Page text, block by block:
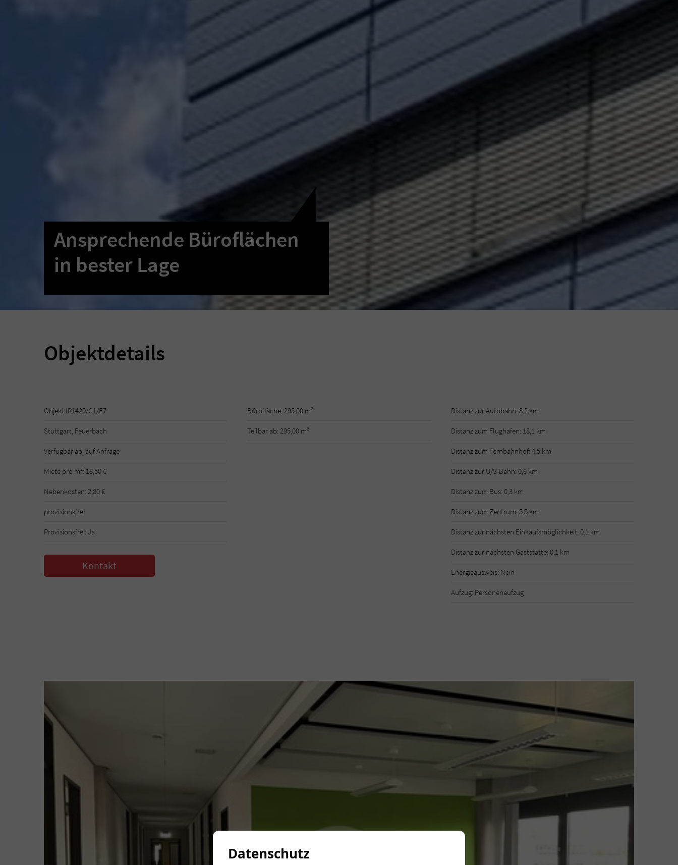
Ansprechende Büroflächen
in bester Lage
Objektdetails
Objekt IR1420/G1/E7
Stuttgart, Feuerbach
Verfügbar ab: auf Anfrage
Miete pro m²: 18,50 €
Nebenkosten: 2,80 €
provisionsfrei
Provisionsfrei: Ja
Kontakt
Bürofläche: 295,00 m²
Teilbar ab: 295,00 m²
Distanz zur Autobahn: 8,2 km
Distanz zum Flughafen: 18,1 km
Distanz zum Fernbahnhof: 4,5 km
Distanz zur U/S-Bahn: 0,6 km
Distanz zum Bus: 0,3 km
Distanz zum Zentrum: 5,5 km
Distanz zur nächsten Einkaufsmöglichkeit: 0,1 km
Distanz zur nächsten Gaststätte: 0,1 km
Energieausweis: Nein
Aufzug: Personenaufzug
Datenschutz